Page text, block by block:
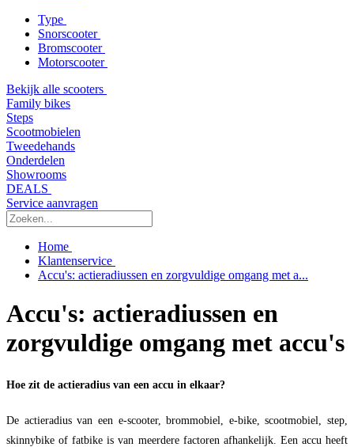
Type
Snorscooter
Bromscooter
Motorscooter
Bekijk alle scooters
Family bikes
Steps
Scootmobielen
Tweedehands
Onderdelen
Showrooms
DEALS
Service aanvragen
Home
Klantenservice
Accu's: actieradiussen en zorgvuldige omgang met a...
Accu's: actieradiussen en
zorgvuldige omgang met accu's
Hoe zit de actieradius van een accu in elkaar?
De actieradius van een e-scooter, brommobiel, e-bike, scootmobiel, step,
skinnybike of fatbike is van meerdere factoren afhankelijk. Een accu heeft